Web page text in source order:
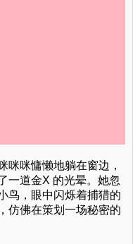
咪咪慵懒地躺在窗边，
一道金X 的光晕。她忽
鸟，眼中闪烁着捕猎的
仿佛在策划一场秘密的